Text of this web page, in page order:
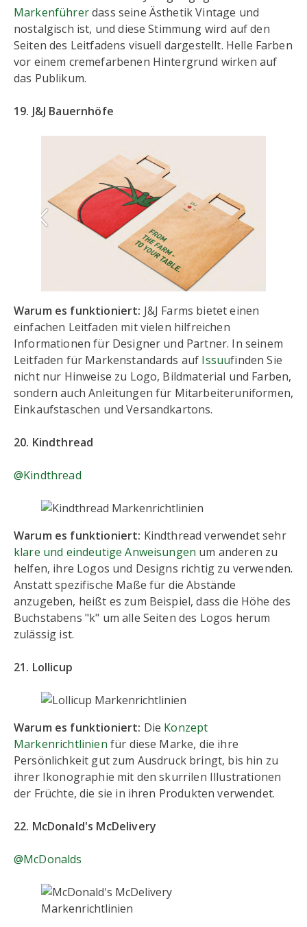
Markenführerdass seine Ästhetik Vintage und
nostalgisch ist, und diese Stimmung wird auf den
Seiten des Leitfadens visuell dargestellt. Helle Farben
vor einem cremefarbenen Hintergrund wirken auf
das Publikum.
19. J&J Bauernhöfe
Warum es funktioniert: J&J Farms bietet einen
einfachen Leitfaden mit vielen hilfreichen
Informationen für Designer und Partner. In seinem
Leitfaden für Markenstandards auf Issuufinden Sie
nicht nur Hinweise zu Logo, Bildmaterial und Farben,
sondern auch Anleitungen für Mitarbeiteruniformen,
Einkaufstaschen und Versandkartons.
20. Kindthread
@Kindthread
Warum es funktioniert: Kindthread verwendet sehr
klare und eindeutige Anweisungen um anderen zu
helfen, ihre Logos und Designs richtig zu verwenden.
Anstatt spezifische Maße für die Abstände
anzugeben, heißt es zum Beispiel, dass die Höhe des
Buchstabens "k" um alle Seiten des Logos herum
zulässig ist.
21. Lollicup
Warum es funktioniert: Die Konzept
Markenrichtlinien für diese Marke, die ihre
Persönlichkeit gut zum Ausdruck bringt, bis hin zu
ihrer Ikonographie mit den skurrilen Illustrationen
der Früchte, die sie in ihren Produkten verwendet.
22. McDonald's McDelivery
@McDonalds